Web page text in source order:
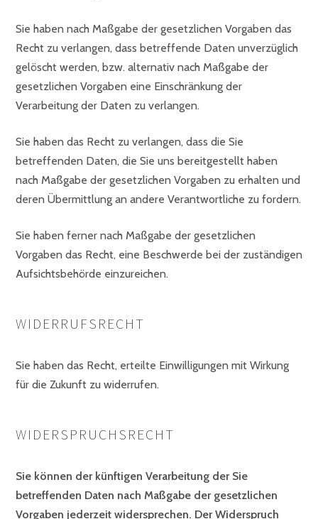
Sie haben nach Maßgabe der gesetzlichen Vorgaben das
Recht zu verlangen, dass betreffende Daten unverzüglich
gelöscht werden, bzw. alternativ nach Maßgabe der
gesetzlichen Vorgaben eine Einschränkung der
Verarbeitung der Daten zu verlangen.
Sie haben das Recht zu verlangen, dass die Sie
betreffenden Daten, die Sie uns bereitgestellt haben
nach Maßgabe der gesetzlichen Vorgaben zu erhalten und
deren Übermittlung an andere Verantwortliche zu fordern.
Sie haben ferner nach Maßgabe der gesetzlichen
Vorgaben das Recht, eine Beschwerde bei der zuständigen
Aufsichtsbehörde einzureichen.
WIDERRUFSRECHT
Sie haben das Recht, erteilte Einwilligungen mit Wirkung
für die Zukunft zu widerrufen.
WIDERSPRUCHSRECHT
Sie können der künftigen Verarbeitung der Sie
betreffenden Daten nach Maßgabe der gesetzlichen
Vorgaben jederzeit widersprechen. Der Widerspruch